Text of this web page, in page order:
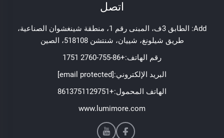
اتصل
Add: الطابق 3ف، المبنى رقم 1، منطقة شينغشوان الصناعية،
طريق شيلونغ، شييان، شنتشن 518108، الصين
رقم الهاتف:+86-755-2760 1751
البريد الإلكتروني:[email protected]
الهاتف المحمول:+8613751129751
www.lumimore.com